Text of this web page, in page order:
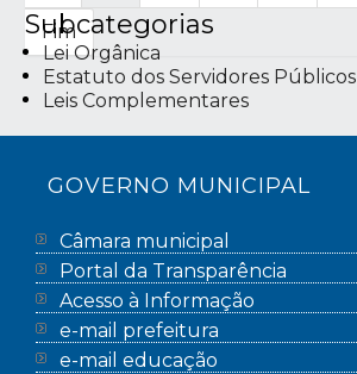
Fim
Subcategorias
Lei Orgânica
Estatuto dos Servidores Públicos
Leis Complementares
GOVERNO MUNICIPAL
Câmara municipal
Portal da Transparência
Acesso à Informação
e-mail prefeitura
e-mail educação